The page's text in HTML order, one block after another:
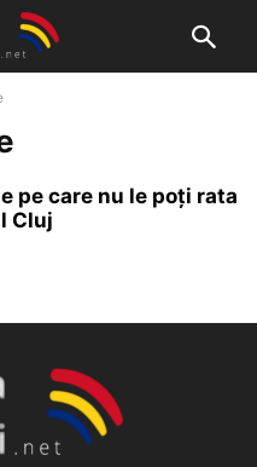
pe care nu le poți rata
Cluj